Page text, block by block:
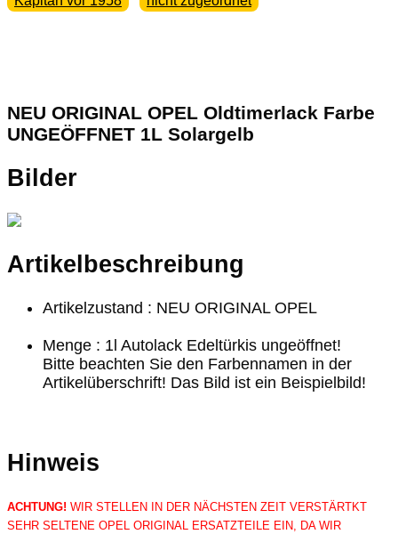
NEU ORIGINAL OPEL Oldtimerlack Farbe
UNGEÖFFNET 1L Solargelb
Bilder
Artikelbeschreibung
Artikelzustand : NEU ORIGINAL OPEL
Menge : 1l Autolack Edeltürkis ungeöffnet!
Bitte beachten Sie den Farbennamen in der
Artikelüberschrift! Das Bild ist ein Beispielbild!
Hinweis
ACHTUNG! WIR STELLEN IN DER NÄCHSTEN ZEIT VERSTÄRTKT
SEHR SELTENE OPEL ORIGINAL ERSATZTEILE EIN, DA WIR